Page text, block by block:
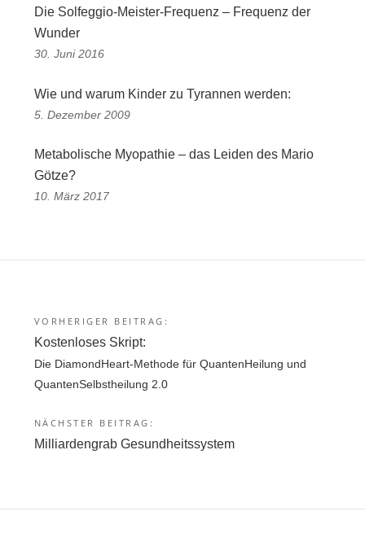
Die Solfeggio-Meister-Frequenz – Frequenz der
Wunder
30. Juni 2016
Wie und warum Kinder zu Tyrannen werden:
5. Dezember 2009
Metabolische Myopathie – das Leiden des Mario
Götze?
10. März 2017
Beitragsnavigation
VORHERIGER BEITRAG:
Kostenloses Skript:
Die DiamondHeart-Methode für QuantenHeilung und
QuantenSelbstheilung 2.0
NÄCHSTER BEITRAG:
Milliardengrab Gesundheitssystem